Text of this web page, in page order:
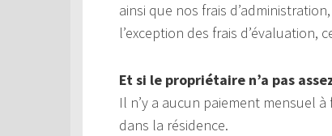
ainsi que nos frais
l’exception des frais d’évaluation,
Et si le propriétaire n’a pas
Il n’y a aucun paiement mensuel
dans la résidence.